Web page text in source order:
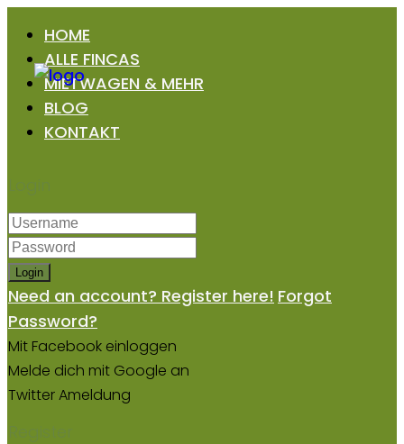
HOME
ALLE FINCAS
MIETWAGEN & MEHR
BLOG
KONTAKT
Login
Login
Need an account? Register here! Forgot
Password?
Mit Facebook einloggen
Melde dich mit Google an
Twitter Ameldung
Register